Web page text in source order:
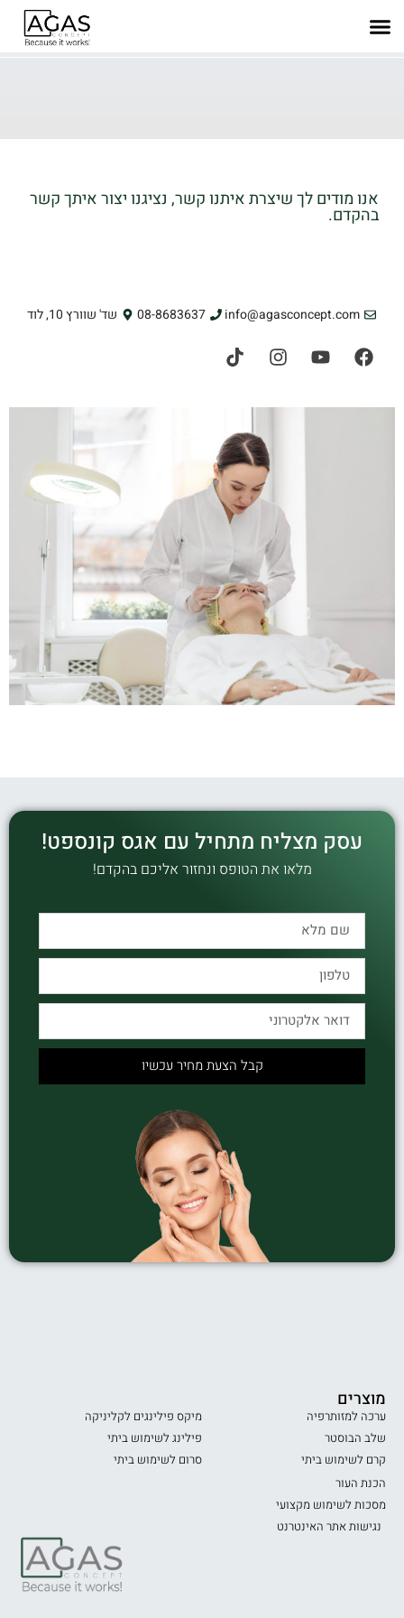
אנו מודים לך שיצרת איתנו קשר, נציגנו יצור איתך קשר
בהקדם.
info@agasconcept.com
08-8683637 שד' שוורץ 10, לוד
עסק מצליח מתחיל עם אגס קונספט!
מלאו את הטופס ונחזור אליכם בהקדם!
קבל הצעת מחיר עכשיו
מוצרים
ערכה למזותרפיה
שלב הבוסטר
קרם לשימוש ביתי
מיקס פילינגים לקליניקה
פילינג לשימוש ביתי
סרום לשימוש ביתי
הכנת העור
מסכות לשימוש מקצועי
נגישות אתר האינטרנט